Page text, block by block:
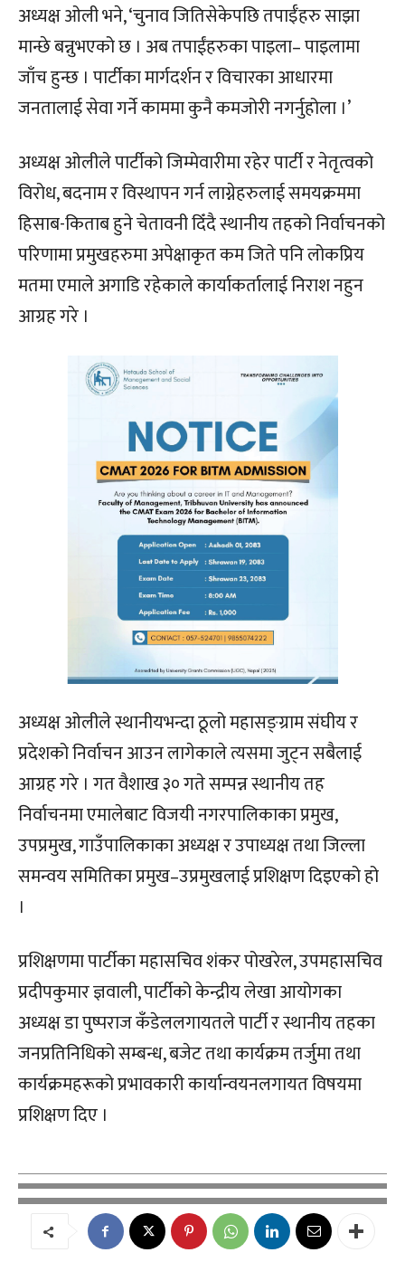
अध्यक्ष ओली भने, ‘चुनाव जितिसेकेपछि तपाईँहरु साझा
मान्छे बन्नुभएको छ । अब तपाईंहरुका पाइला– पाइलामा
जाँच हुन्छ । पार्टीका मार्गदर्शन र विचारका आधारमा
जनतालाई सेवा गर्ने काममा कुनै कमजोरी नगर्नुहोला ।’
अध्यक्ष ओलीले पार्टीको जिम्मेवारीमा रहेर पार्टी र नेतृत्वको
विरोध, बदनाम र विस्थापन गर्न लाग्नेहरुलाई समयक्रममा
हिसाब-किताब हुने चेतावनी दिँदै स्थानीय तहको निर्वाचनको
परिणामा प्रमुखहरुमा अपेक्षाकृत कम जिते पनि लोकप्रिय
मतमा एमाले अगाडि रहेकाले कार्याकर्तालाई निराश नहुन
आग्रह गरे ।
अध्यक्ष ओलीले स्थानीयभन्दा ठूलो महासङ्ग्राम संघीय र
प्रदेशको निर्वाचन आउन लागेकाले त्यसमा जुट्न सबैलाई
आग्रह गरे । गत वैशाख ३० गते सम्पन्न स्थानीय तह
निर्वाचनमा एमालेबाट विजयी नगरपालिकाका प्रमुख,
उपप्रमुख, गाउँपालिकाका अध्यक्ष र उपाध्यक्ष तथा जिल्ला
समन्वय समितिका प्रमुख–उप्रमुखलाई प्रशिक्षण दिइएको हो
।
प्रशिक्षणमा पार्टीका महासचिव शंकर पोखरेल, उपमहासचिव
प्रदीपकुमार ज्ञवाली, पार्टीको केन्द्रीय लेखा आयोगका
अध्यक्ष डा पुष्पराज कँडेललगायतले पार्टी र स्थानीय तहका
जनप्रतिनिधिको सम्बन्ध, बजेट तथा कार्यक्रम तर्जुमा तथा
कार्यक्रमहरूको प्रभावकारी कार्यान्वयनलगायत विषयमा
प्रशिक्षण दिए ।